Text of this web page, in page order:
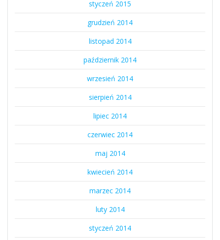
styczeń 2015
grudzień 2014
listopad 2014
październik 2014
wrzesień 2014
sierpień 2014
lipiec 2014
czerwiec 2014
maj 2014
kwiecień 2014
marzec 2014
luty 2014
styczeń 2014